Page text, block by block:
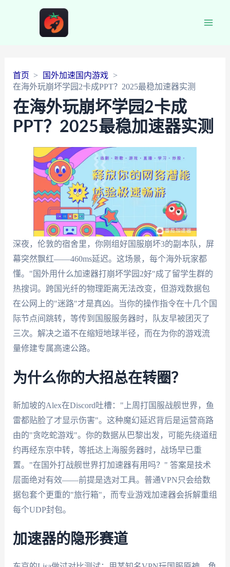
首页
国外加速国内游戏
在海外玩崩坏学园2卡成PPT？2025最稳加速器实测
在海外玩崩坏学园2卡成
PPT？2025最稳加速器实测
深夜，伦敦的宿舍里，你刚组好国服崩坏3的副本队，屏
幕突然飘红——460ms延迟。这场景，每个海外玩家都
懂。"国外用什么加速器打崩坏学园2好"成了留学生群的
热搜词。跨国光纤的物理距离无法改变，但游戏数据包
在公网上的"迷路"才是真凶。当你的操作指令在十几个国
际节点间跳转，等传到国服服务器时，队友早被团灭了
三次。解决之道不在缩短地球半径，而在为你的游戏流
量修建专属高速公路。
为什么你的大招总在转圈？
新加坡的Alex在Discord吐槽："上周打国服战舰世界，鱼
雷都贴脸了才显示伤害"。这种魔幻延迟背后是运营商路
由的"贪吃蛇游戏"。你的数据从巴黎出发，可能先绕道纽
约再经东京中转，等抵达上海服务器时，战场早已重
置。"在国外打战舰世界打加速器有用吗？" 答案是技术
层面绝对有效——前提是选对工具。普通VPN只会给数
据包套个更重的"旅行箱"，而专业游戏加速器会拆解重组
每个UDP封包。
加速器的隐形赛道